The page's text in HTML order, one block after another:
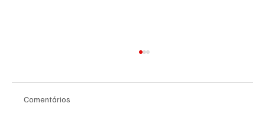
Comentários